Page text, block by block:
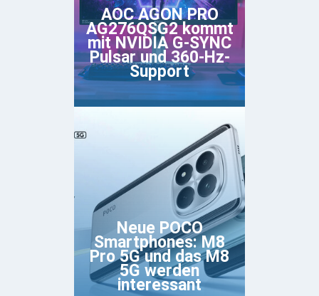
AOC AGON PRO
AG276QSG2 kommt
mit NVIDIA G-SYNC
Pulsar und 360-Hz-
Support
Neue POCO
Smartphones: M8
Pro 5G und das M8
5G werden
interessant